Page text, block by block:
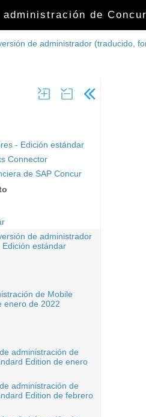
administración de
- Edición estándar
Connector
de SAP Concur
de administrador
estándar
de Mobile
enero de 2022
administración de
Edition de enero
administración de
Edition de febrero
de administrador (traducido,